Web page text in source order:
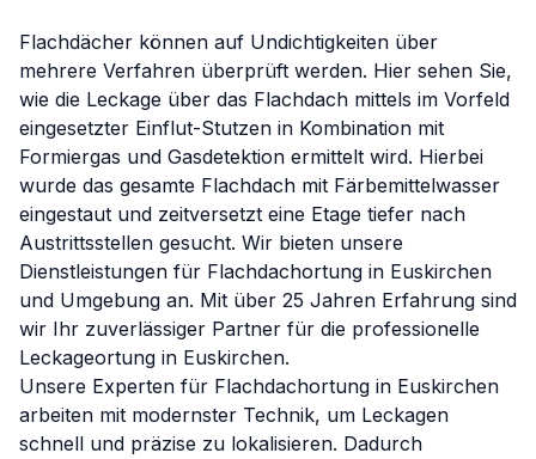
Flachdächer können auf Undichtigkeiten über
mehrere Verfahren überprüft werden. Hier sehen Sie,
wie die Leckage über das Flachdach mittels im Vorfeld
eingesetzter Einflut-Stutzen in Kombination mit
Formiergas und Gasdetektion ermittelt wird. Hierbei
wurde das gesamte Flachdach mit Färbemittelwasser
eingestaut und zeitversetzt eine Etage tiefer nach
Austrittsstellen gesucht. Wir bieten unsere
Dienstleistungen für Flachdachortung in Euskirchen
und Umgebung an. Mit über 25 Jahren Erfahrung sind
wir Ihr zuverlässiger Partner für die professionelle
Leckageortung in Euskirchen.
Unsere Experten für Flachdachortung in Euskirchen
arbeiten mit modernster Technik, um Leckagen
schnell und präzise zu lokalisieren. Dadurch